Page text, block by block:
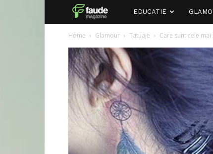
Faude
EDUCATIE
Home Glamour Tatuaje Care sunt cele